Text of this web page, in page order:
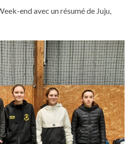
end avec un résumé de Juju,